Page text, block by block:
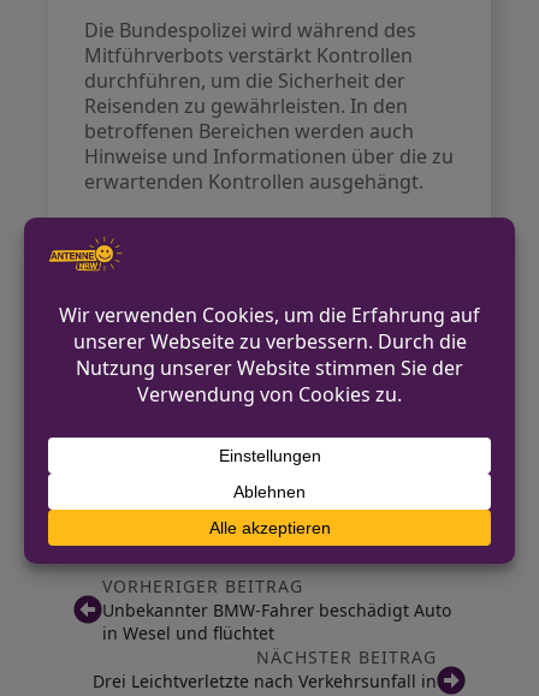
Die Bundespolizei wird während des
Mitführverbots verstärkt Kontrollen
durchführen, um die Sicherheit der
Reisenden zu gewährleisten. In den
betroffenen Bereichen werden auch
Hinweise und Informationen über die zu
erwartenden Kontrollen ausgehängt.
Weitere Informationen können auf der
offiziellen Webseite der Bundespolizei
eingesehen werden.
Kontakt für Hinweise /
Pressestelle
+49 (0) 231/ 56 22 47 – 1012
presse.do@polizei.bund.de
https://www.bundespolizei.de
VORHERIGER BEITRAG
Unbekannter BMW-Fahrer beschädigt Auto
in Wesel und flüchtet
NÄCHSTER BEITRAG
Drei Leichtverletzte nach Verkehrsunfall in